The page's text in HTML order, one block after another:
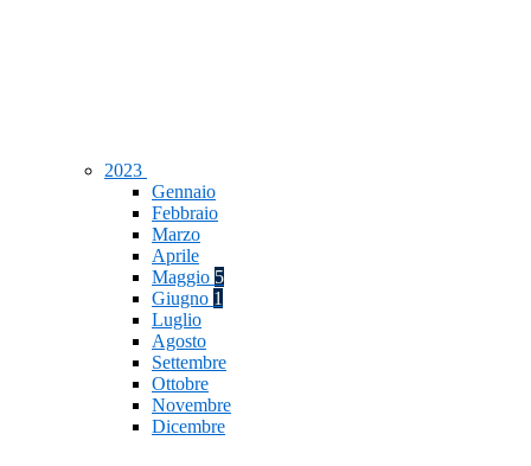
2023
Gennaio
Febbraio
Marzo
Aprile
Maggio 5
Giugno 1
Luglio
Agosto
Settembre
Ottobre
Novembre
Dicembre